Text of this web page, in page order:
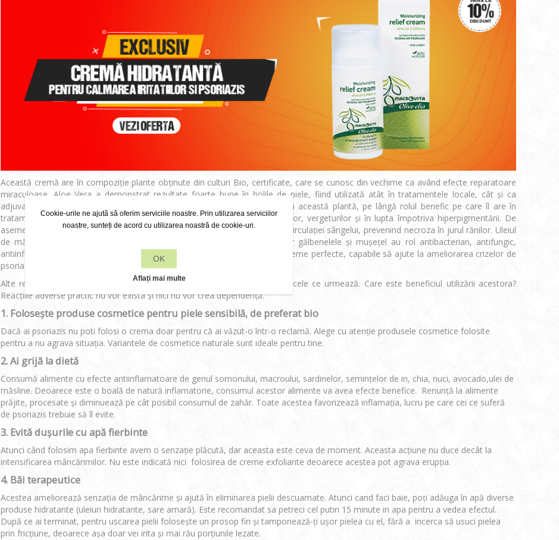
Această cremă are în compoziție plante obținute din culturi Bio, certificate, care se cunosc din vechime ca având efecte reparatoare
miraculoase. Aloe Vera a demonstrat rezultate foarte bune în bolile de piele, fiind utilizată atât în tratamentele locale, cât și ca
adjuvant, pe cale orală, sub forma sucului de aloe vera. S-a constatat că această plantă, pe lângă rolul benefic pe care îl are în
tratamentul psoriazisului, şi-a demonstrat eficiența și în diminuarea ridurilor, vergeturilor şi în lupta împotriva hiperpigmentării. De
asemenea, pare a fi capabilă să accelereze vindecarea prin îmbunătăţirea circulaţiei sângelui, prevenind necroza în jurul rănilor. Uleiul
de măsline din compoziție are rol hidratant, emolient și anti-oxidant, iar gălbenelele și mușețel au rol antibacterian, antifungic,
antiinflamator și antiiritant, combinația dintre acestea dând naștere unei creme perfecte, capabile să ajute la ameliorarea crizelor de
psoriazis.
Alte remedii naturiste, care sunt la îndemâna oricui, vor fi enumerate în cele ce urmează. Care este beneficiul utilizării acestora?
Reacțiile adverse practic nu vor exista și nici nu vor crea dependență.
1. Folosește produse cosmetice pentru piele sensibilă, de preferat bio
Dacă ai psoriazis nu poti folosi o crema doar pentru că ai văzut-o într-o reclamă. Alege cu atenție produsele cosmetice folosite
pentru a nu agrava situația. Variantele de cosmetice naturale sunt ideale pentru tine.
2. Ai grijă la dietă
Consumă alimente cu efecte antiinflamatoare de genul somonului, macroului, sardinelor, semințelor de in, chia, nuci, avocado,ulei de
măsline. Deoarece este o boală de natură inflamatorie, consumul acestor alimente va avea efecte benefice. Renunță la alimente
prăjite, procesate și diminuează pe cât posibil consumul de zahăr. Toate acestea favorizează inflamația, lucru pe care cei ce suferă
de psoriazis trebuie să îl evite.
3. Evită dușurile cu apă fierbinte
Atunci când folosim apa fierbinte avem o senzație plăcută, dar aceasta este ceva de moment. Aceasta acțiune nu duce decât la
intensificarea mâncărimilor. Nu este indicată nici folosirea de creme exfoliante deoarece acestea pot agrava erupția.
4. Băi terapeutice
Acestea ameliorează senzația de mâncărime și ajută în eliminarea pielii descuamate. Atunci cand faci baie, poți adăuga în apă diverse
produse hidratante (uleiuri hidratante, sare amară). Este recomandat sa petreci cel putin 15 minute in apa pentru a vedea efectul.
După ce ai terminat, pentru uscarea pielii folosește un prosop fin și tamponează-ți ușor pielea cu el, fără a incerca să usuci pielea
prin fricțiune, deoarece așa doar vei irita și mai rău porțiunile lezate.
Cookie-urile ne ajută să oferim serviciile noastre. Prin utilizarea serviciilor
noastre, sunteți de acord cu utilizarea noastră de cookie-uri.
OK
Aflați mai multe